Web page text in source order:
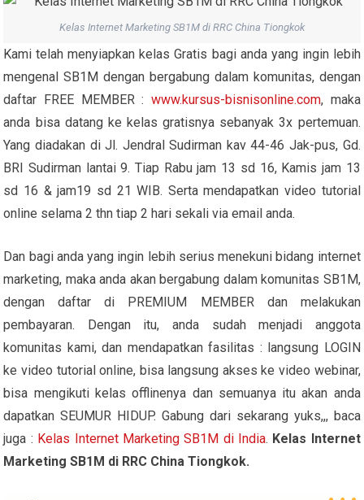
Kelas Internet Marketing SB1M di RRC China Tiongkok
Kami telah menyiapkan kelas Gratis bagi anda yang ingin lebih
mengenal SB1M dengan bergabung dalam komunitas, dengan
daftar FREE MEMBER : www.kursus-bisnisonline.com, maka
anda bisa datang ke kelas gratisnya sebanyak 3x pertemuan.
Yang diadakan di Jl. Jendral Sudirman kav 44-46 Jak-pus, Gd.
BRI Sudirman lantai 9. Tiap Rabu jam 13 sd 16, Kamis jam 13
sd 16 & jam19 sd 21 WIB. Serta mendapatkan video tutorial
online selama 2 thn tiap 2 hari sekali via email anda.
Dan bagi anda yang ingin lebih serius menekuni bidang internet
marketing, maka anda akan bergabung dalam komunitas SB1M,
dengan daftar di PREMIUM MEMBER dan melakukan
pembayaran. Dengan itu, anda sudah menjadi anggota
komunitas kami, dan mendapatkan fasilitas : langsung LOGIN
ke video tutorial online, bisa langsung akses ke video webinar,
bisa mengikuti kelas offlinenya dan semuanya itu akan anda
dapatkan SEUMUR HIDUP. Gabung dari sekarang yuks,,, baca
juga : Kelas Internet Marketing SB1M di India. Kelas Internet
Marketing SB1M di RRC China Tiongkok.